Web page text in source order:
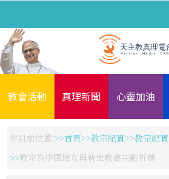
教會活動 真理新聞 心靈加油
你目前位置: 首頁 教宗紀實
教宗紀實
教宗為中國信友與普世教會共融祈禱